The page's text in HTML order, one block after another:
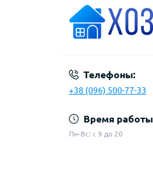
Телефоны:
+38 (096) 500-77-33
Время работы
Пн-Вс: с 9 до 20